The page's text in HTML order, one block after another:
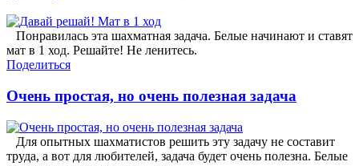
Понравилась эта шахматная задача. Белые начинают и ставят
мат в 1 ход. Решайте! Не ленитесь.
Поделиться
Очень простая, но очень полезная задача
Для опытных шахматистов решить эту задачу не составит
труда, а вот для любителей, задача будет очень полезна. Белые